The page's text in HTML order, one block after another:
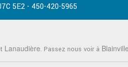
5E2- 450-420-5965
Lanaudière. Passez nous voir à Blainville